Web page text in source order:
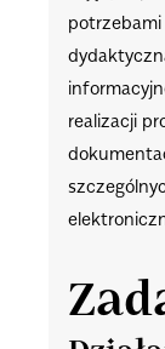
potrzebami
realizacji